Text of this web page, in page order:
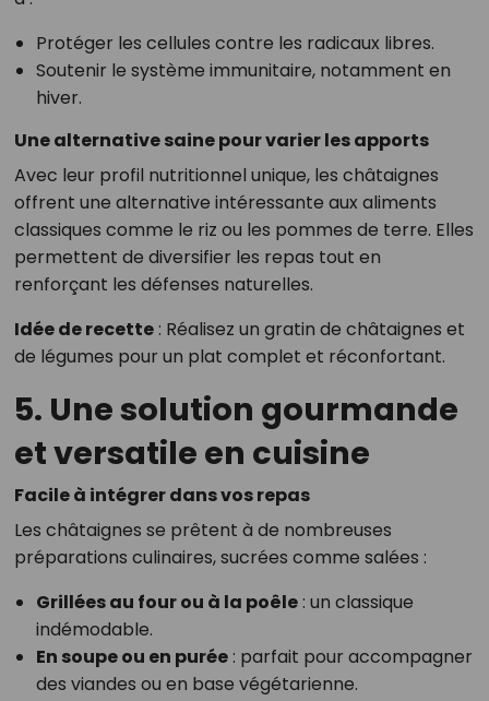
Protéger les cellules contre les radicaux libres.
Soutenir le système immunitaire, notamment en
hiver.
Une alternative saine pour varier les apports
Avec leur profil nutritionnel unique, les châtaignes
offrent une alternative intéressante aux aliments
classiques comme le riz ou les pommes de terre. Elles
permettent de diversifier les repas tout en
renforçant les défenses naturelles.
Idée de recette: Réalisez un gratin de châtaignes et
de légumes pour un plat complet et réconfortant.
5. Une solution gourmande
et versatile en cuisine
Facile à intégrer dans vos repas
Les châtaignes se prêtent à de nombreuses
préparations culinaires, sucrées comme salées :
Grillées au four ou à la poêle: un classique
indémodable.
En soupe ou en purée: parfait pour accompagner
des viandes ou en base végétarienne.